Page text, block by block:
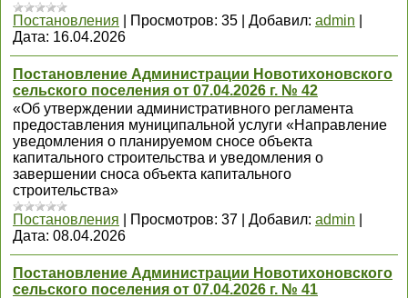
Постановления
Просмотров: 35 Добавил: admin
Дата: 16.04.2026
Постановление Администрации Новотихоновского
сельского поселения от 07.04.2026 г. № 42
«Об утверждении административного регламента
предоставления муниципальной услуги «Направление
уведомления о планируемом сносе объекта
капитального строительства и уведомления о
завершении сноса объекта капитального
строительства»
Постановления
Просмотров: 37 Добавил: admin
Дата: 08.04.2026
Постановление Администрации Новотихоновского
сельского поселения от 07.04.2026 г. № 41